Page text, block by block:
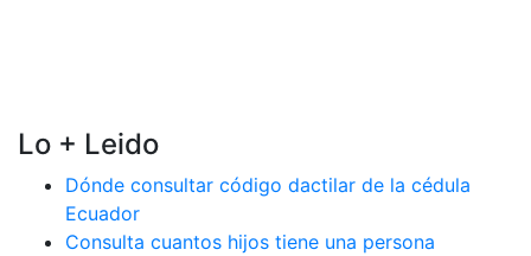
Lo + Leido
Dónde consultar código dactilar de la cédula
Ecuador
Consulta cuantos hijos tiene una persona